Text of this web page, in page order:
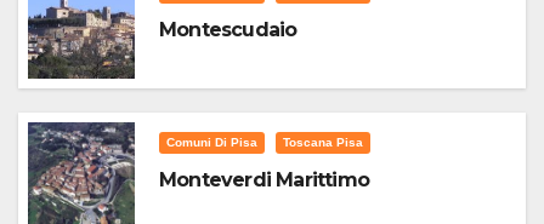
Montescudaio
Comuni Di Pisa Toscana Pisa
Monteverdi Marittimo